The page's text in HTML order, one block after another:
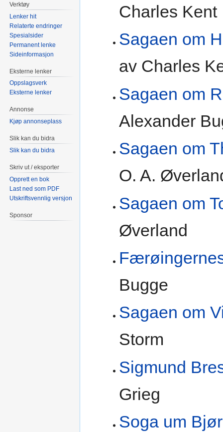
Charles Kent
Sagaen om
av Charles
Sagaen om
Alexander
Sagaen om
O. A.
Sagaen om
Øverland
Bugge
Sagaen om
Storm
Sigmund
Grieg
Soga um
Verktøy
Lenker hit
Relaterte endringer
Spesialsider
Permanent lenke
Sideinformasjon
Eksterne lenker
Oppslagsverk
Eksterne lenker
Annonse
Kjøp annonseplass
Slik kan du bidra
Slik kan du bidra
Skriv ut / eksporter
Opprett en bok
Last ned som PDF
Utskriftsvennlig versjon
Sponsor